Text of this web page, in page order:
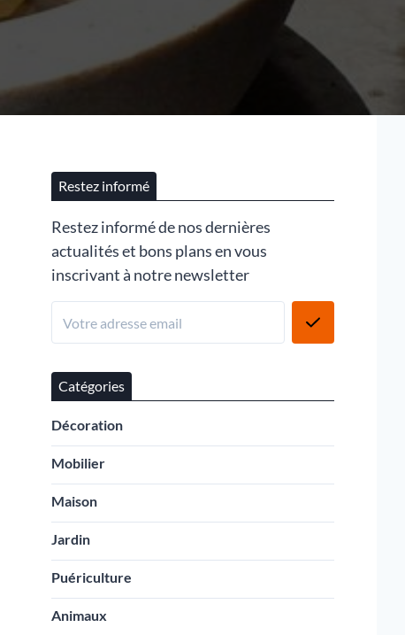
Restez informé
Restez informé de nos dernières
actualités et bons plans en vous
inscrivant à notre newsletter
Catégories
Décoration
Mobilier
Maison
Jardin
Puériculture
Animaux